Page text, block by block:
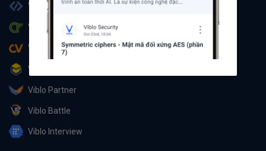
Viblo Code
Viblo CTF
Viblo CV
Viblo Learning
Viblo Partner
Viblo Battle
Viblo Interview